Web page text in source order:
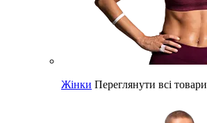
Жінки Переглянути всі товари